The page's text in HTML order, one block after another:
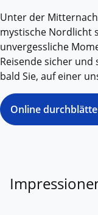
Unter der
mystische Nordlicht
unvergessliche
Reisende sicher und
bald Sie, auf einer
Online